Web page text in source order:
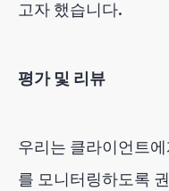
고자 했습니다.
평가 및 리뷰
우리는 클라이언트
를 모니터링하도록